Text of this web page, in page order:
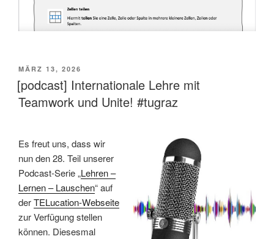
VERÖFFENTLICHT
AM
MÄRZ 13, 2026
[podcast] Internationale Lehre mit
Teamwork und Unite! #tugraz
Es freut uns, dass wir
nun den 28. Teil unserer
Podcast-Serie „Lehren –
Lernen – Lauschen“ auf
derTELucation-Webseite
zur Verfügung stellen
können. Diesesmal